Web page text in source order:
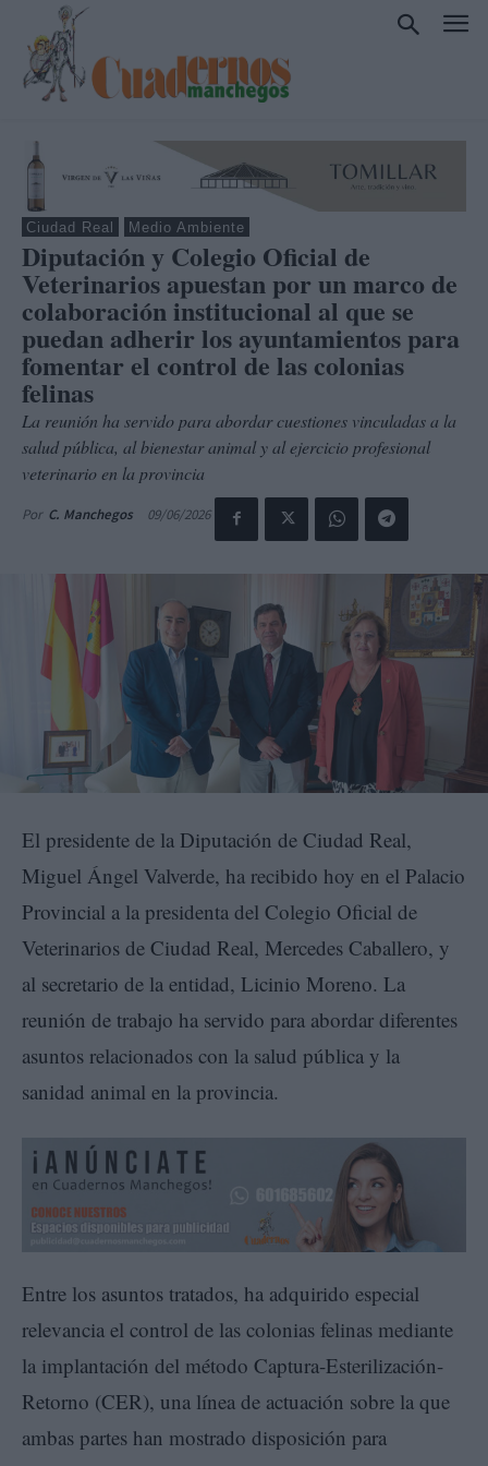
Ciudad Real Medio Ambiente
Diputación y Colegio Oficial de
Veterinarios apuestan por un marco de
colaboración institucional al que se
puedan adherir los ayuntamientos para
fomentar el control de las colonias
felinas
La reunión ha servido para abordar cuestiones vinculadas a la
salud pública, al bienestar animal y al ejercicio profesional
veterinario en la provincia
Por C. Manchegos 09/06/2026
El presidente de la Diputación de Ciudad Real,
Miguel Ángel Valverde, ha recibido hoy en el Palacio
Provincial a la presidenta del Colegio Oficial de
Veterinarios de Ciudad Real, Mercedes Caballero, y
al secretario de la entidad, Licinio Moreno. La
reunión de trabajo ha servido para abordar diferentes
asuntos relacionados con la salud pública y la
sanidad animal en la provincia.
Entre los asuntos tratados, ha adquirido especial
relevancia el control de las colonias felinas mediante
la implantación del método Captura-Esterilización-
Retorno (CER), una línea de actuación sobre la que
ambas partes han mostrado disposición para